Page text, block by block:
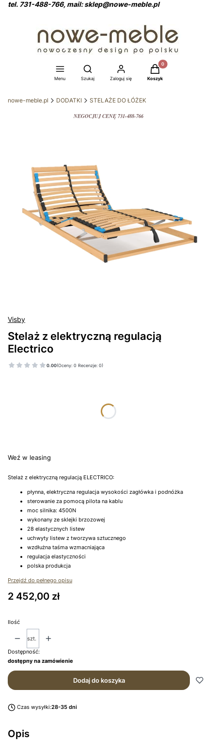
tel. 731-488-766, mail: sklep@nowe-meble.pl
Menu
Otwórz wyszukiwarkę
Szukaj Zaloguj się
Produkty w koszyku:
Koszyk
nowe-meble.pl DODATKI STELAŻE DO ŁÓŻEK
NEGOCJUJ CENĘ 731-488-766
Visby
Stelaż z elektryczną regulacją
Electrico
0.00(Oceny: 0 Recenzje: 0)
Weź w leasing
Stelaż z elektryczną regulacją ELECTRICO:
płynna, elektryczna regulacja wysokości zagłówka i podnóżka
sterowanie za pomocą pilota na kablu
moc silnika: 4500N
wykonany ze sklejki brzozowej
28 elastycznych listew
uchwyty listew z tworzywa sztucznego
wzdłużna taśma wzmacniająca
regulacja elastyczności
polska produkcja
Przejdź do pełnego opisu
Cena
2 452,00 zł
Ilość
szt.
Dostępność:
dostępny na zamówienie
Dodaj do koszyka
Czas wysyłki:28-35 dni
Opis